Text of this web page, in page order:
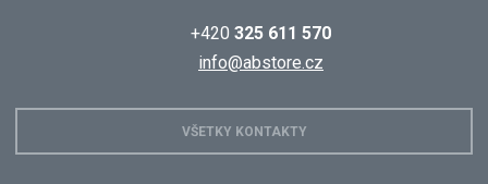
+420 325 611 570
info@abstore.cz
VŠETKY KONTAKTY